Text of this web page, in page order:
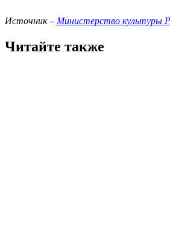
Источник – Министерство культуры
Читайте также